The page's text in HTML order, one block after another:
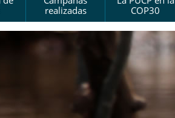
realizadas
COP30